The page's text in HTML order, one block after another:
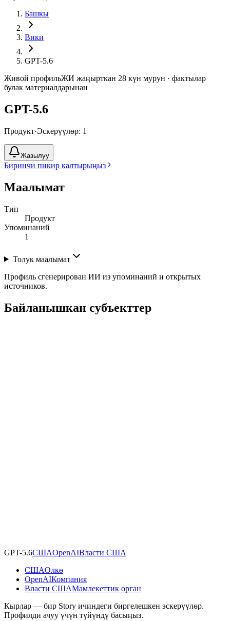
Башкы
Вики
GPT-5.6
Живой профильЖИ жаңырткан 28 күн мурун · фактылар
булак материалдарынан
GPT-5.6
Продукт·Эскерүүлөр: 1
Жазылуу
Биринчи пикир калтырыңыз
Маалымат
Тип
Продукт
Упоминаний
1
Толук маалымат
Профиль сгенерирован ИИ из упоминаний и открытых
источников.
Байланышкан субъекттер
GPT-5.6СШАOpenAIВласти США
СШАӨлкө
OpenAIКомпания
Власти СШАМамлекеттик орган
Кырлар — бир Story ичиндеги биргелешкен эскерүүлөр.
Профилди ачуу үчүн түйүндү басыңыз.